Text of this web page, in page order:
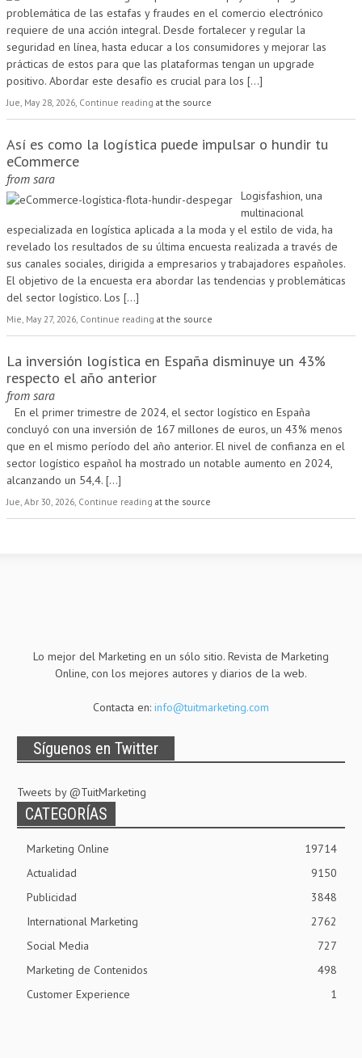
problemática de las estafas y fraudes en el comercio electrónico
requiere de una acción integral. Desde fortalecer y regular la
seguridad en línea, hasta educar a los consumidores y mejorar las
prácticas de estos para que las plataformas tengan un upgrade
positivo. Abordar este desafío es crucial para los [...]
Jue, May 28, 2026, Continue reading at the source
Así es como la logística puede impulsar o hundir tu
eCommerce
from sara
Logisfashion, una
multinacional
especializada en logística aplicada a la moda y el estilo de vida, ha
revelado los resultados de su última encuesta realizada a través de
sus canales sociales, dirigida a empresarios y trabajadores españoles.
El objetivo de la encuesta era abordar las tendencias y problemáticas
del sector logístico. Los [...]
Mie, May 27, 2026, Continue reading at the source
La inversión logística en España disminuye un 43%
respecto el año anterior
from sara
En el primer trimestre de 2024, el sector logístico en España
concluyó con una inversión de 167 millones de euros, un 43% menos
que en el mismo período del año anterior. El nivel de confianza en el
sector logístico español ha mostrado un notable aumento en 2024,
alcanzando un 54,4. [...]
Jue, Abr 30, 2026, Continue reading at the source
Lo mejor del Marketing en un sólo sitio. Revista de Marketing
Online, con los mejores autores y diarios de la web.
Contacta en: info@tuitmarketing.com
Síguenos en Twitter
Tweets by @TuitMarketing
CATEGORÍAS
Marketing Online
19714
Actualidad
9150
Publicidad
3848
International Marketing
2762
Social Media
727
Marketing de Contenidos
498
Customer Experience
1